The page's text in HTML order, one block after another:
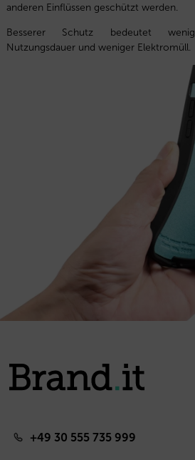
anderen Einflüssen geschützt werden.
Besserer Schutz bedeutet
Nutzungsdauer und weniger Elektromüll.
+49 30 555 735 999